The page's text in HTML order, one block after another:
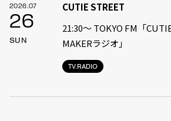
2026.07
26
SUN
TV.RADIO
CUTIE STREET
21:30〜 TOKYO FM「
MAKERラジオ」